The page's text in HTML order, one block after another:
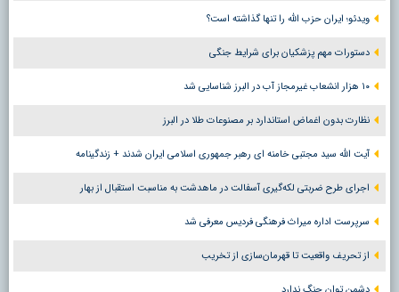
ویدئو؛ ایران حزب الله را تنها گذاشته است؟
دستورات مهم پزشکیان برای شرایط جنگی
۱۰ هزار انشعاب غیرمجاز آب در البرز شناسایی شد
نظارت بدون اغماض استاندارد بر مصنوعات طلا در البرز
آیت الله سید مجتبی خامنه ای رهبر جمهوری اسلامی ایران شدند + زندگینامه
اجرای طرح ضربتی لکه‌گیری آسفالت در ماهدشت به مناسبت استقبال از بهار
سرپرست اداره میراث فرهنگی فردیس معرفی شد
از تحریف واقعیت تا قهرمان‌سازی از تخریب